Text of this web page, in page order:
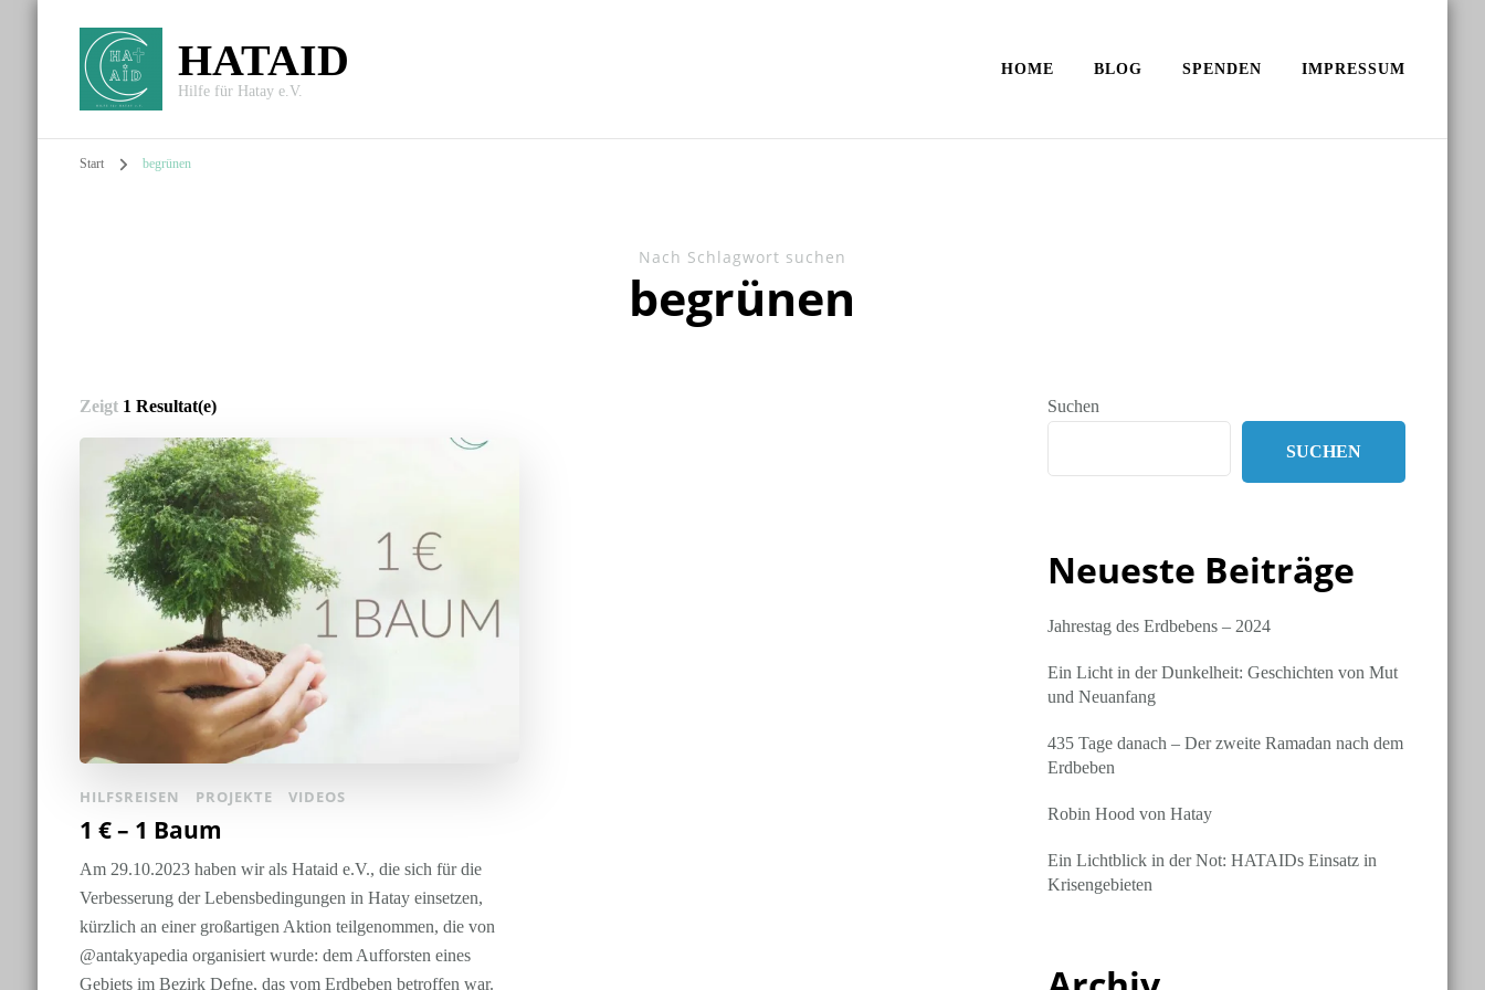
HATAID
Hilfe für Hatay e.V.
HOME BLOG SPENDEN IMPRESSUM
Start begrünen
Nach Schlagwort suchen
begrünen
Zeigt 1 Resultat(e)
HILFSREISEN PROJEKTE VIDEOS
1 € – 1 Baum
Am 29.10.2023 haben wir als Hataid e.V., die sich für die
Verbesserung der Lebensbedingungen in Hatay einsetzen,
kürzlich an einer großartigen Aktion teilgenommen, die von
@antakyapedia organisiert wurde: dem Aufforsten eines
Gebiets im Bezirk Defne, das vom Erdbeben betroffen war.
Suchen
SUCHEN
Neueste Beiträge
Jahrestag des Erdbebens – 2024
Ein Licht in der Dunkelheit: Geschichten von Mut
und Neuanfang
435 Tage danach – Der zweite Ramadan nach dem
Erdbeben
Robin Hood von Hatay
Ein Lichtblick in der Not: HATAIDs Einsatz in
Krisengebieten